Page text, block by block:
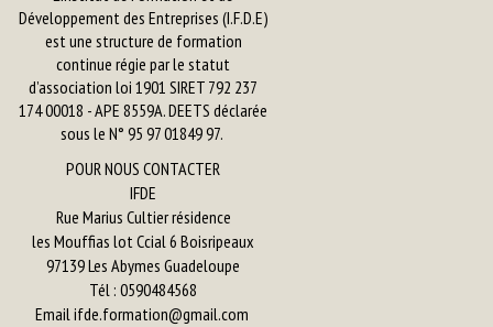
Développement des Entreprises (I.F.D.E)
est une structure de formation
continue régie par le statut
d’association loi 1901 SIRET 792 237
174 00018 - APE 8559A. DEETS déclarée
sous le N° 95 97 01849 97.
POUR NOUS CONTACTER
IFDE
Rue Marius Cultier résidence
les Mouffias lot Ccial 6 Boisripeaux
97139 Les Abymes Guadeloupe
Tél : 0590484568
Emailifde.formation@gmail.com